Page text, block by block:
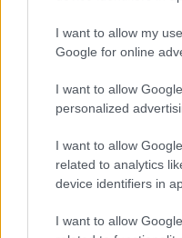
I want to allow my
Google for online
I want to allow
personalized
I want to allow
related to analytics
device identifiers in
I want to allow